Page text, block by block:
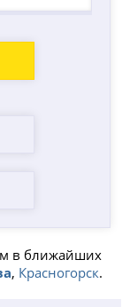
в ближайших
, Красногорск.